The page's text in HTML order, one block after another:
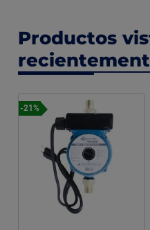
Productos
-21%